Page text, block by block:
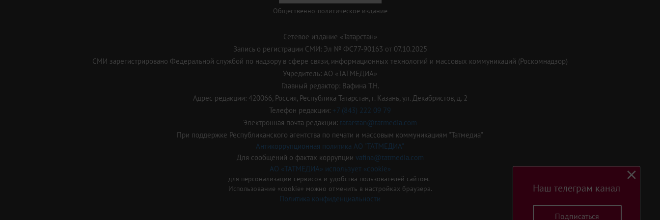
Общественно-политическое издание
Сетевое издание «Татарстан»
Запись о регистрации СМИ: Эл № ФС77-90163 от 07.10.2025
СМИ зарегистрировано Федеральной службой по надзору в сфере связи, информационных технологий и массовых коммуникаций (Роскомнадзор)
Учредитель: АО «ТАТМЕДИА»
Главный редактор: Вафина Т.Н.
Адрес редакции: 420066, Россия, Республика Татарстан, г. Казань, ул. Декабристов, д. 2
Телефон редакции: +7 (843) 222 09 79
Электронная почта редакции: tatarstan@tatmedia.com
При поддержке Республиканского агентства по печати и массовым коммуникациям "Татмедиа"
Антикоррупционная политика АО "ТАТМЕДИА"
Для сообщений о фактах коррупции vafina@tatmedia.com
АО «ТАТМЕДИА» использует «cookie»
для персонализации сервисов и удобства пользователей сайтом.
Использование «cookie» можно отменить в настройках браузера.
Политика конфиденциальности
Наш телеграм канал
Подписаться